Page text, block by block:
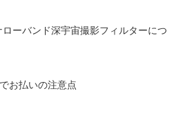
ーバンド深宇宙撮影フィルターにつ
お払いの注意点